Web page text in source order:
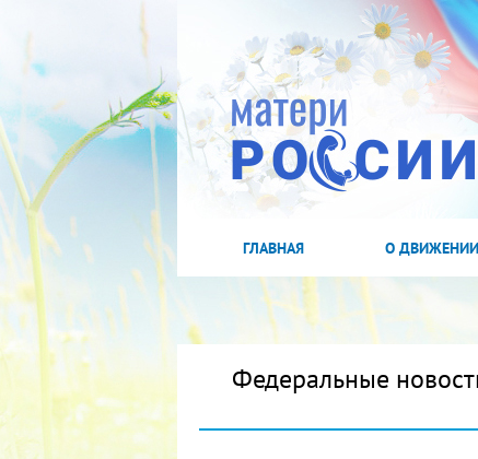
ГЛАВНАЯ О ДВИЖЕНИИ
Федеральные